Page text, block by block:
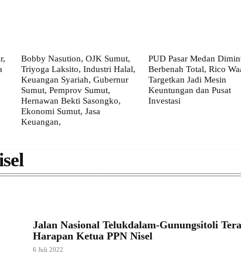
Bobby Nasution, OJK Sumut,
Triyoga Laksito, Industri Halal,
Keuangan Syariah, Gubernur
Sumut, Pemprov Sumut,
Hernawan Bekti Sasongko,
Ekonomi Sumut, Jasa
Keuangan,
PUD Pasar Medan
Berbenah Total, Rico
Targetkan Jadi Mesin
Keuntungan dan Pusat
Investasi
Jalan Nasional Telukdalam-Gunungsitoli
Harapan Ketua PPN Nisel
6 Juli 2022